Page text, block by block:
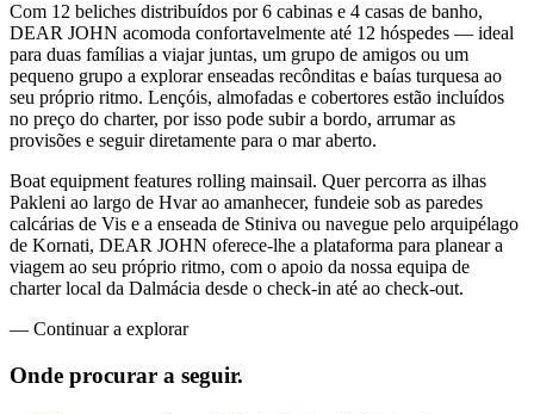
Com 12 beliches distribuídos por 6 cabinas e 4 casas de banho,
DEAR JOHN acomoda confortavelmente até 12 hóspedes — ideal
para duas famílias a viajar juntas, um grupo de amigos ou um
pequeno grupo a explorar enseadas recônditas e baías turquesa ao
seu próprio ritmo. Lençóis, almofadas e cobertores estão incluídos
no preço do charter, por isso pode subir a bordo, arrumar as
provisões e seguir diretamente para o mar aberto.
Boat equipment features rolling mainsail. Quer percorra as ilhas
Pakleni ao largo de Hvar ao amanhecer, fundeie sob as paredes
calcárias de Vis e a enseada de Stiniva ou navegue pelo arquipélago
de Kornati, DEAR JOHN oferece-lhe a plataforma para planear a
viagem ao seu próprio ritmo, com o apoio da nossa equipa de
charter local da Dalmácia desde o check-in até ao check-out.
— Continuar a explorar
Onde procurar a seguir.